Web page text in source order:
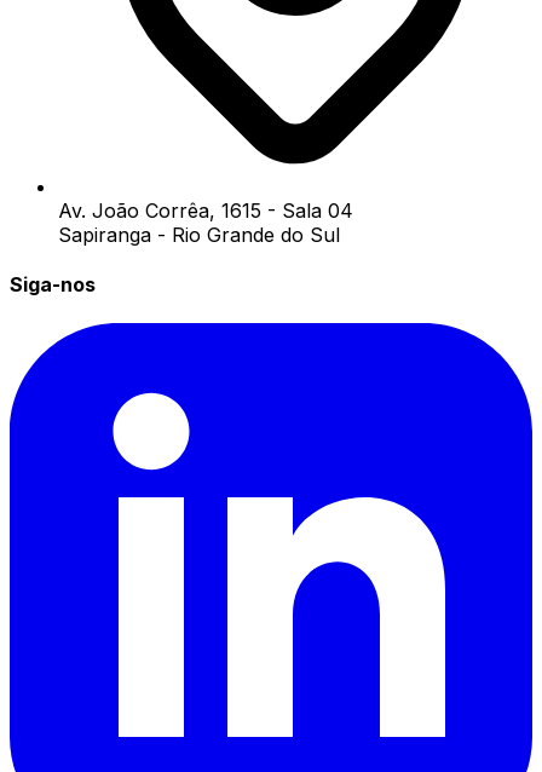
Av. João Corrêa, 1615 - Sala 04
Sapiranga - Rio Grande do Sul
Siga-nos